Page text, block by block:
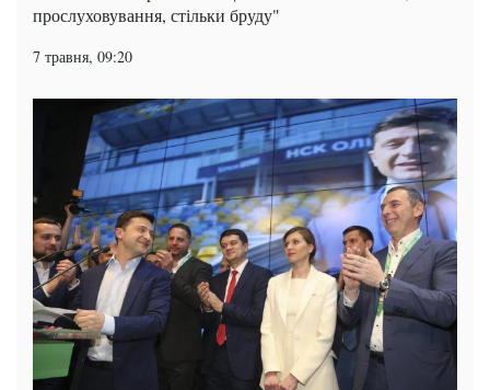
прослуховування, стільки бруду"
7 травня, 09:20